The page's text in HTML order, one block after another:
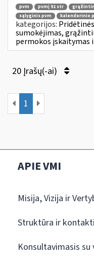
pvm pvmį 91 str
sąlyginis pvm
kalendorinio
kategorijos:
sumokėjimas,
permokos įskaitymas
20 Įrašų(-ai)
1
APIE VMI
Misija, Vizija ir
Struktūra ir
Konsultavimasis su